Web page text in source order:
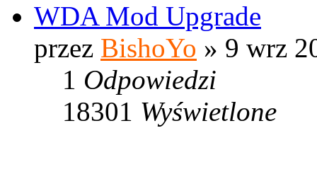
WDA Mod Upgrade
przez BishoYo » 9 wrz
1 Odpowiedzi
18301 Wyświetlone